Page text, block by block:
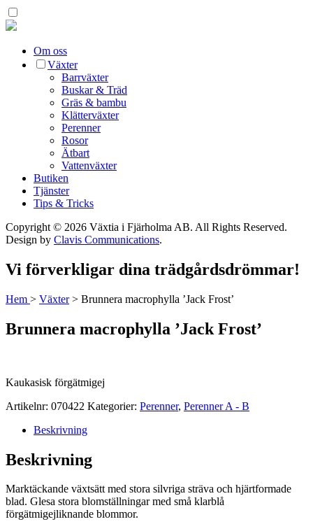
Om oss
Växter
Barrväxter
Buskar & Träd
Gräs & bambu
Klätterväxter
Perenner
Rosor
Ätbart
Vattenväxter
Butiken
Tjänster
Tips & Tricks
Copyright © 2026 Växtia i Fjärholma AB. All Rights Reserved.
Design by Clavis Communications.
Vi förverkligar dina trädgårdsdrömmar!
Hem > Växter> Brunnera macrophylla ’Jack Frost’
Brunnera macrophylla ’Jack Frost’
Kaukasisk förgätmigej
Artikelnr: 070422 Kategorier: Perenner, Perenner A - B
Beskrivning
Beskrivning
Marktäckande växtsätt med stora silvriga sträva och hjärtformade
blad. Glesa stora blomställningar med små klarblå
förgätmigejliknande blommor.